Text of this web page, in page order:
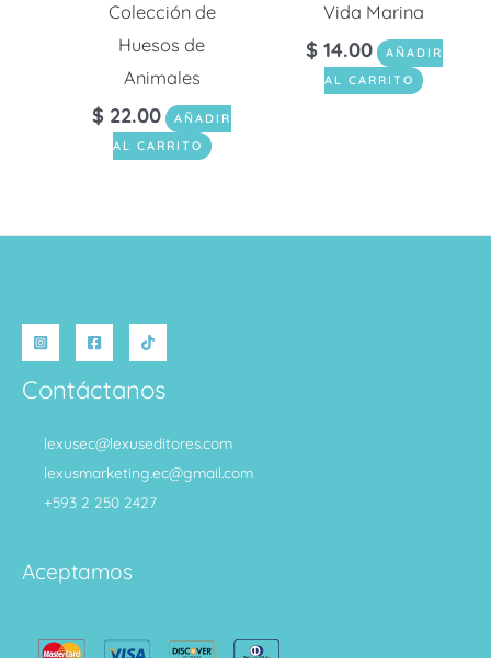
Colección de
Huesos de
Animales
$ 22.00
AÑADIR
AL CARRITO
Vida Marina
$ 14.00
AÑADIR
AL CARRITO
Contáctanos
lexusec@lexuseditores.com
lexusmarketing.ec@gmail.com
+593 2 250 2427
Aceptamos